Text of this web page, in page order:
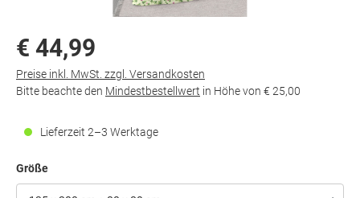
€ 44,99
Preise inkl. MwSt. zzgl. Versandkosten
Bitte beachte den Mindestbestellwert in Höhe von € 25,00
Lieferzeit 2–3 Werktage
Größe